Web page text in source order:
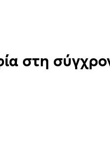
στη